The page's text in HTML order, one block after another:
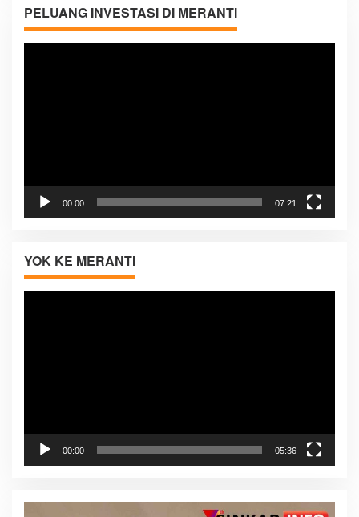
PELUANG INVESTASI DI MERANTI
00:00 07:21
YOK KE MERANTI
Pemutar
00:00 05:36